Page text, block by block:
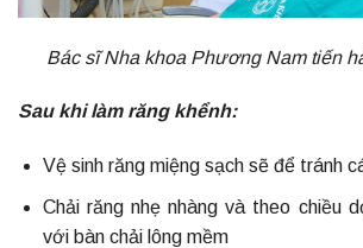
Bác sĩ Nha khoa Phương Nam tiến
Sau khi làm răng khểnh:
Vệ sinh răng miệng sạch sẽ để tránh
Chải răng nhẹ nhàng và theo chiều
với bàn chải lông mềm